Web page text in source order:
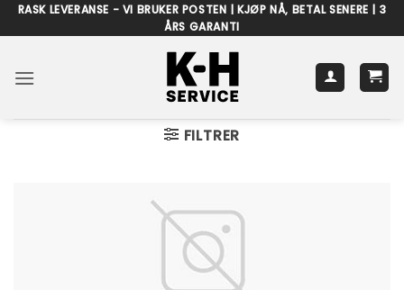
Skip
to
RASK LEVERANSE - VI BRUKER POSTEN | KJØP NÅ, BETAL SENERE | 3
ÅRS GARANTI
FILTRER